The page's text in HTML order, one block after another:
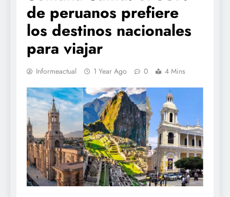
de peruanos prefiere
los destinos nacionales
para viajar
Informeactual 1 Year Ago 0 4 Mins